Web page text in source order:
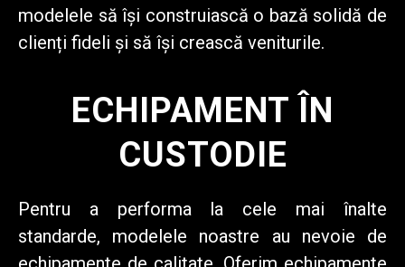
modelele să își construiască o bază solidă de
clienți fideli și să își crească veniturile.
ECHIPAMENT ÎN
CUSTODIE
Pentru a performa la cele mai înalte
standarde, modelele noastre au nevoie de